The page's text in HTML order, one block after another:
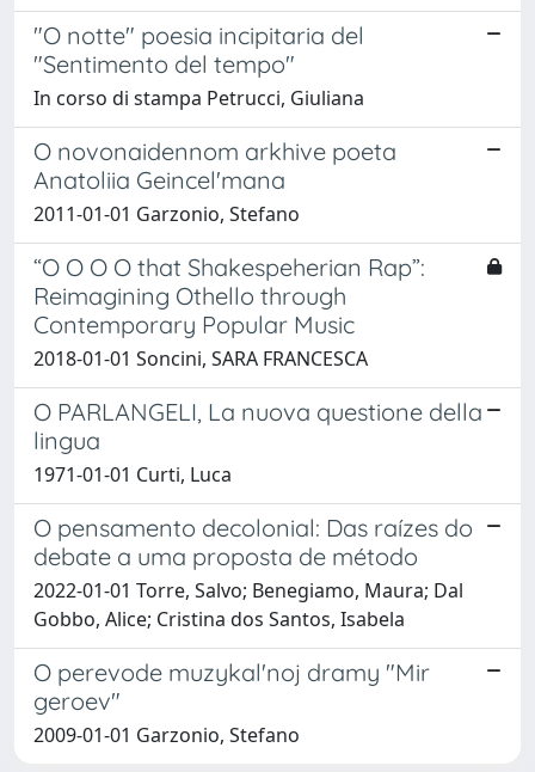
"O notte" poesia incipitaria del
"Sentimento del tempo"
In corso di stampa Petrucci, Giuliana
O novonaidennom arkhive poeta
Anatoliia Geincel'mana
2011-01-01 Garzonio, Stefano
“O O O O that Shakespeherian Rap”:
Reimagining Othello through
Contemporary Popular Music
2018-01-01 Soncini, SARA FRANCESCA
O PARLANGELI, La nuova questione della
lingua
1971-01-01 Curti, Luca
O pensamento decolonial: Das raízes do
debate a uma proposta de método
2022-01-01 Torre, Salvo; Benegiamo, Maura; Dal
Gobbo, Alice; Cristina dos Santos, Isabela
O perevode muzykal'noj dramy "Mir
geroev"
2009-01-01 Garzonio, Stefano